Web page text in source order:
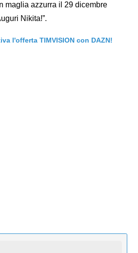
maglia azzurra il 29 dicembre
Nikita!”.
l'offerta TIMVISION con DAZN!